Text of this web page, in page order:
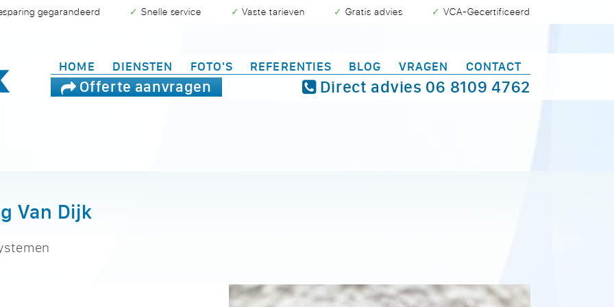
Direct advies 06 8109 4762
Offerte aanvragen
gegarandeerd ✓ Snelle service ✓ Vaste tarieven ✓ Gratis advies ✓ VCA-Gecertificeerd
HOME DIENSTEN FOTO'S REFERENTIES BLOG VRAGEN CONTACT
Van Dijk